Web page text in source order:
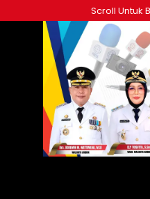
ke
Scroll Untuk